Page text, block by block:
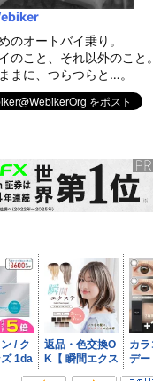
のオートバイ乗り。
のこと、それ以外のこと。
まに、つらつらと…。